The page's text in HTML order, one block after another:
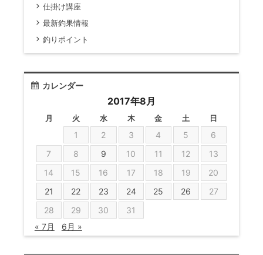
仕掛け講座
最新釣果情報
釣りポイント
カレンダー
2017年8月
月 火 水 木 金 土 日
1 2 3 4 5
6
7
8 9 10 11 12
13
14
15 16 17 18 19
20
21
22 23 24 25 26
27
28
29 30
31
« 7月
6月 »